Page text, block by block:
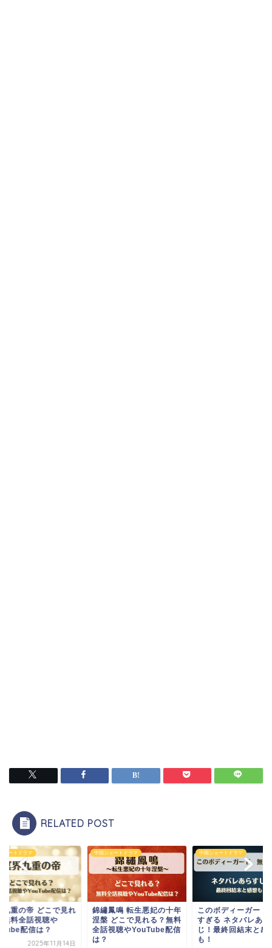
RELATED POST
ョートドラマ
鳳鳴 転生悪妃の十年
どこで見れる？無料
視聴やYouTube配信
中国ショートドラマ
このボディーガード無敵
すぎる ネタバレあらす
じ！最終回結末と感想
も！
中国ショートドラマ
冥界九重の帝 どこ
る？無料全話視聴や
YouTube配信は？